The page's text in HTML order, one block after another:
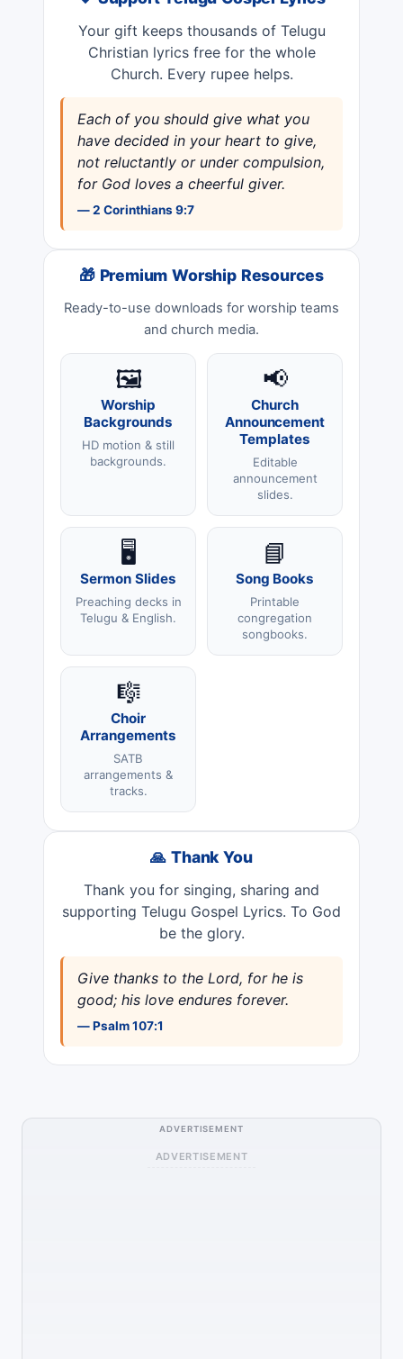
Your gift keeps thousands of Telugu
Christian lyrics free for the whole
Church. Every rupee helps.
Each of you should give what you
have decided in your heart to give,
not reluctantly or under compulsion,
for God loves a cheerful giver.
— 2 Corinthians 9:7
🎁 Premium Worship Resources
Ready-to-use downloads for worship teams
and church media.
🖼️
Worship
Backgrounds
HD motion & still
backgrounds.
📢
Church
Announcement
Templates
Editable
announcement
slides.
🖥️
Sermon Slides
Preaching decks in
Telugu & English.
📘
Song Books
Printable
congregation
songbooks.
🎼
Choir
Arrangements
SATB
arrangements &
tracks.
🙏 Thank You
Thank you for singing, sharing and
supporting Telugu Gospel Lyrics. To God
be the glory.
Give thanks to the Lord, for he is
good; his love endures forever.
— Psalm 107:1
ADVERTISEMENT
ADVERTISEMENT